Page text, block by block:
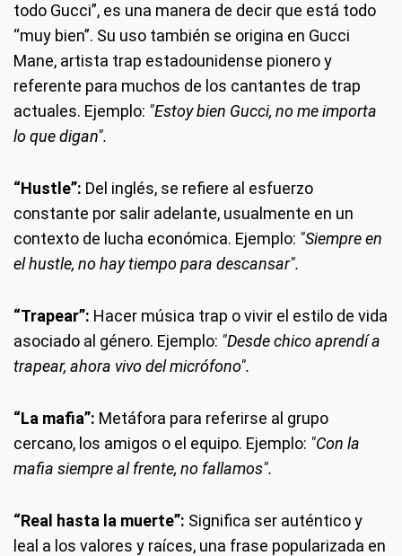
todo Gucci”, es una manera de decir que está todo
“muy bien”. Su uso también se origina en Gucci
Mane, artista trap estadounidense pionero y
referente para muchos de los cantantes de trap
actuales. Ejemplo: "Estoy bien Gucci, no me importa
lo que digan".
“Hustle”: Del inglés, se refiere al esfuerzo
constante por salir adelante, usualmente en un
contexto de lucha económica. Ejemplo: "Siempre en
el hustle, no hay tiempo para descansar".
“Trapear”: Hacer música trap o vivir el estilo de vida
asociado al género. Ejemplo: "Desde chico aprendí a
trapear, ahora vivo del micrófono".
“La mafia”: Metáfora para referirse al grupo
cercano, los amigos o el equipo. Ejemplo: "Con la
mafia siempre al frente, no fallamos".
“Real hasta la muerte”: Significa ser auténtico y
leal a los valores y raíces, una frase popularizada en